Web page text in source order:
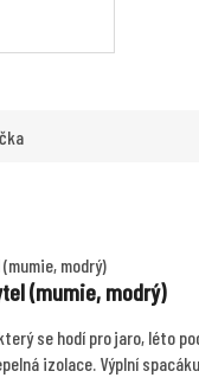
(mumie, modrý)
se hodí pro jaro, léto
izolace. Výplní